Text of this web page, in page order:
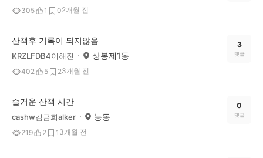
305 1 02개월 전
산책후 기록이 되지않음
KRZLFDB4이해진 상봉제1동
402 5 23개월 전
3
댓글
즐거운 산책 시간
cashw김금희alker 능동
219 2 1 3개월 전
0
댓글